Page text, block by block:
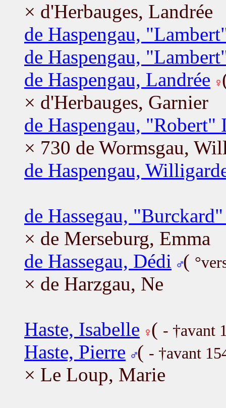
× d'Herbauges, Landrée
de Haspengau,
de Haspengau,
de Haspengau, Landrée
× d'Herbauges, Garnier
de Haspengau, "Robert"
× 730 de Wormsgau,
de Haspengau,
de Hassegau,
× de Merseburg, Emma
de Hassegau, Dédi
(
× de Harzgau, Ne
Haste, Isabelle ( - †avant
Haste, Pierre ( - †avant
× Le Loup, Marie